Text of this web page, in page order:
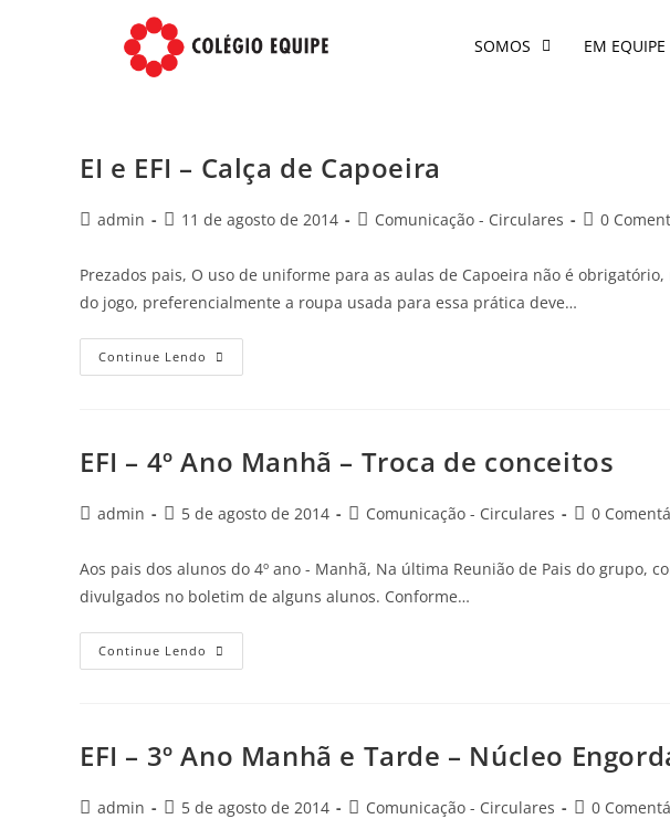
SOMOS EM EQUIPE
EI e EFI – Calça de Capoeira
admin 11 de agosto de 2014 Comunicação - Circulares 0
Prezados pais, O uso de uniforme para as aulas de Capoeira não é
do jogo, preferencialmente a roupa usada para essa prática deve…
Continue Lendo
EFI – 4º Ano Manhã – Troca de conceitos
admin 5 de agosto de 2014 Comunicação - Circulares 0
Aos pais dos alunos do 4º ano - Manhã, Na última Reunião de Pais do grupo,
divulgados no boletim de alguns alunos. Conforme…
Continue Lendo
EFI – 3º Ano Manhã e Tarde – Núcleo
admin 5 de agosto de 2014 Comunicação - Circulares 0